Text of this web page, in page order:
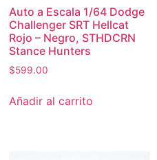
Auto a Escala 1/64 Dodge
Challenger SRT Hellcat
Rojo – Negro, STHDCRN
Stance Hunters
$599.00
Añadir al carrito